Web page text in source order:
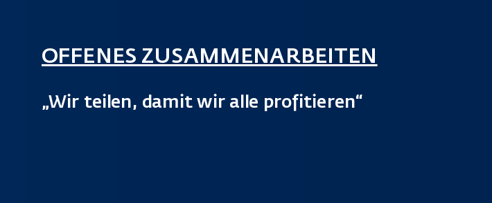
OFFENES ZUSAMMENARBEITEN
„Wir teilen, damit wir alle profitieren“